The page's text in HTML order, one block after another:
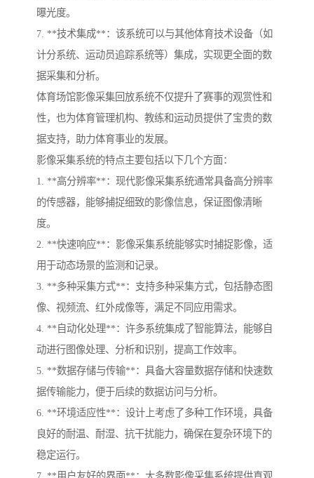
曝光度。
7. **技术集成**：该系统可以与其他体育技术设备（如
计分系统、运动员追踪系统等）集成，实现更全面的数
据采集和分析。
体育场馆影像采集回放系统不仅提升了赛事的观赏性和
性，也为体育管理机构、教练和运动员提供了宝贵的数
据支持，助力体育事业的发展。
影像采集系统的特点主要包括以下几个方面：
1. **高分辨率**：现代影像采集系统通常具备高分辨率
的传感器，能够捕捉细致的影像信息，保证图像清晰
度。
2. **快速响应**：影像采集系统能够实时捕捉影像，适
用于动态场景的监测和记录。
3. **多种采集方式**：支持多种采集方式，包括静态图
像、视频流、红外成像等，满足不同应用需求。
4. **自动化处理**：许多系统集成了智能算法，能够自
动进行图像处理、分析和识别，提高工作效率。
5. **数据存储与传输**：具备大容量数据存储和快速数
据传输能力，便于后续的数据访问与分析。
6. **环境适应性**：设计上考虑了多种工作环境，具备
良好的耐温、耐湿、抗干扰能力，确保在复杂环境下的
稳定运行。